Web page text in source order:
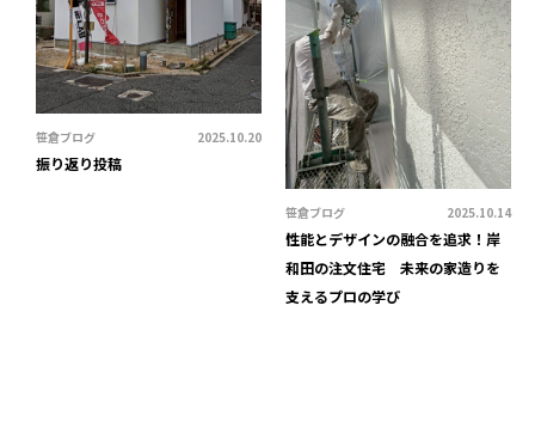
笹倉ブログ 2025.10.20
振り返り投稿
笹倉ブログ 2025.10.14
性能とデザインの融合を追求！岸
和田の注文住宅 未来の家造りを
支えるプロの学び